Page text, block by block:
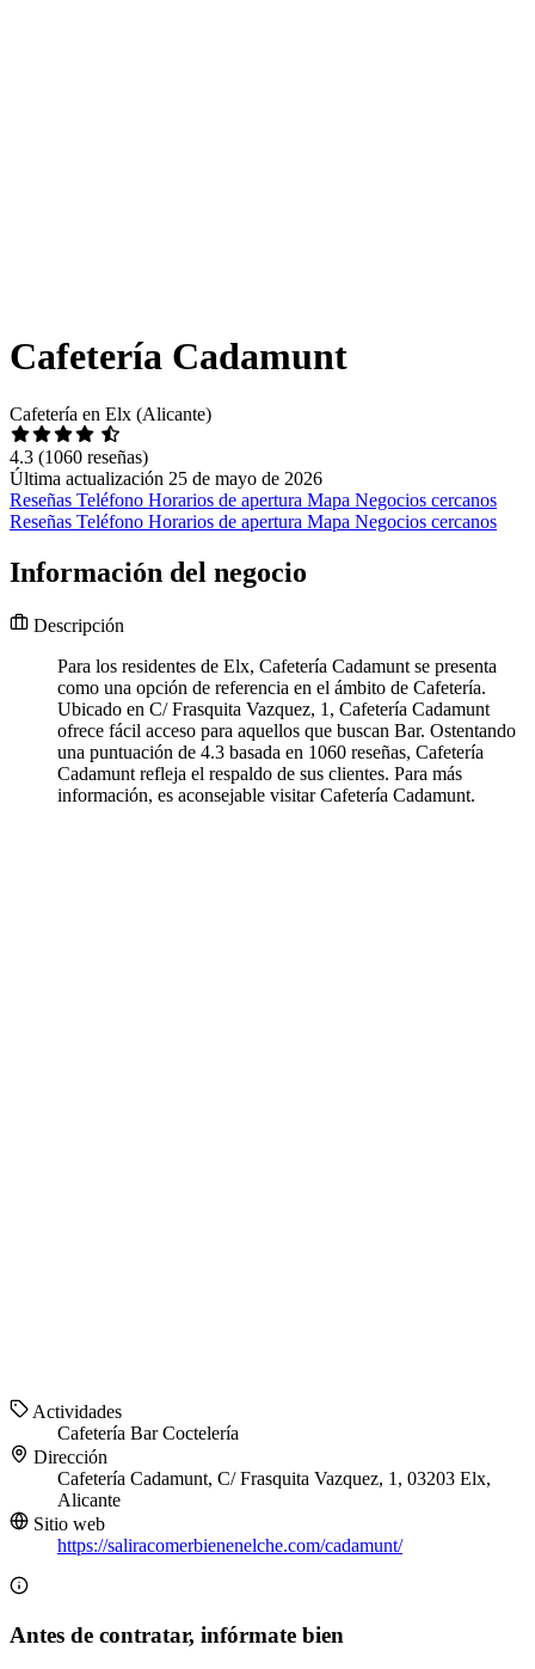
Cafetería Cadamunt
Cafetería en Elx (Alicante)
4.3 (1060 reseñas)
Última actualización 25 de mayo de 2026
Reseñas Teléfono Horarios de apertura Mapa Negocios cercanos
Reseñas Teléfono Horarios de apertura Mapa Negocios cercanos
Información del negocio
Descripción
Para los residentes de Elx, Cafetería Cadamunt se presenta
como una opción de referencia en el ámbito de Cafetería.
Ubicado en C/ Frasquita Vazquez, 1, Cafetería Cadamunt
ofrece fácil acceso para aquellos que buscan Bar. Ostentando
una puntuación de 4.3 basada en 1060 reseñas, Cafetería
Cadamunt refleja el respaldo de sus clientes. Para más
información, es aconsejable visitar Cafetería Cadamunt.
Actividades
Cafetería BarCoctelería
Dirección
Cafetería Cadamunt, C/ Frasquita Vazquez, 1, 03203 Elx,
Alicante
Sitio web
https://saliracomerbienenelche.com/cadamunt/
Antes de contratar, infórmate bien